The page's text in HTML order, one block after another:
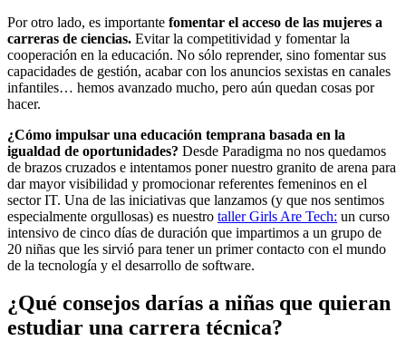
Por otro lado, es importante fomentar el acceso de las mujeres a
carreras de ciencias. Evitar la competitividad y fomentar la
cooperación en la educación. No sólo reprender, sino fomentar sus
capacidades de gestión, acabar con los anuncios sexistas en canales
infantiles… hemos avanzado mucho, pero aún quedan cosas por
hacer.
¿Cómo impulsar una educación temprana basada en la
igualdad de oportunidades? Desde Paradigma no nos quedamos
de brazos cruzados e intentamos poner nuestro granito de arena para
dar mayor visibilidad y promocionar referentes femeninos en el
sector IT. Una de las iniciativas que lanzamos (y que nos sentimos
especialmente orgullosas) es nuestro taller Girls Are Tech: un curso
intensivo de cinco días de duración que impartimos a un grupo de
20 niñas que les sirvió para tener un primer contacto con el mundo
de la tecnología y el desarrollo de software.
¿Qué consejos darías a niñas que quieran
estudiar una carrera técnica?